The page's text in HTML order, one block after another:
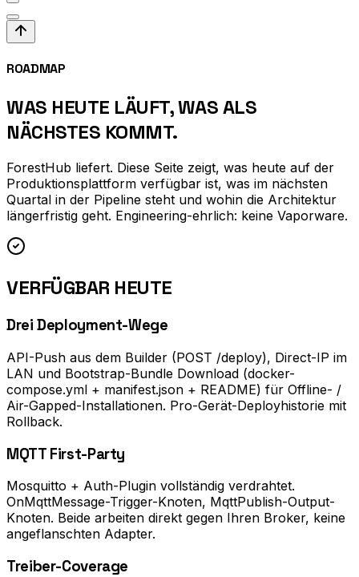
ROADMAP
WAS HEUTE LÄUFT,WAS ALS
NÄCHSTES KOMMT.
ForestHub liefert. Diese Seite zeigt, was heute auf der
Produktionsplattform verfügbar ist, was im nächsten
Quartal in der Pipeline steht und wohin die Architektur
längerfristig geht. Engineering-ehrlich: keine Vaporware.
VERFÜGBAR HEUTE
Drei Deployment-Wege
API-Push aus dem Builder (POST /deploy), Direct-IP im
LAN und Bootstrap-Bundle Download (docker-
compose.yml + manifest.json + README) für Offline- /
Air-Gapped-Installationen. Pro-Gerät-Deployhistorie mit
Rollback.
MQTT First-Party
Mosquitto + Auth-Plugin vollständig verdrahtet.
OnMqttMessage-Trigger-Knoten, MqttPublish-Output-
Knoten. Beide arbeiten direkt gegen Ihren Broker, keine
angeflanschten Adapter.
Treiber-Coverage